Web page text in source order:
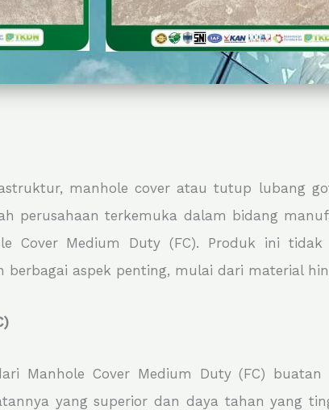
manhole cover atau tutup lubang
perusahaan terkemuka dalam bidang
Cover Medium Duty (FC). Produk ini
aspek penting, mulai dari material
Manhole Cover Medium Duty (FC)
yang superior dan daya tahan yang